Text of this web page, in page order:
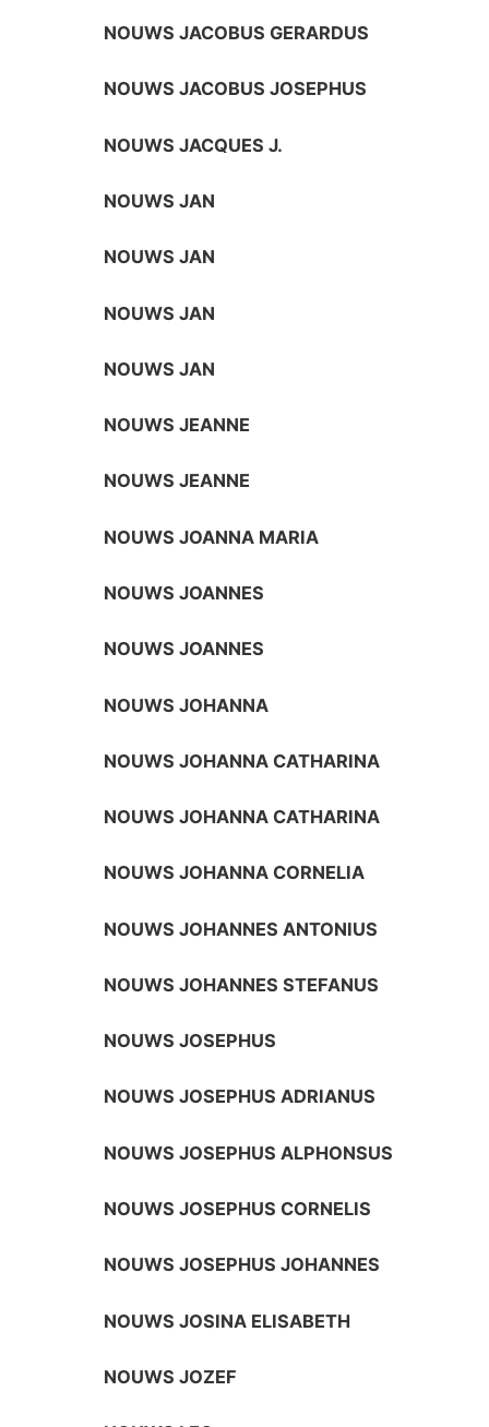
NOUWS JACOBUS GERARDUS
NOUWS JACOBUS JOSEPHUS
NOUWS JACQUES J.
NOUWS JAN
NOUWS JAN
NOUWS JAN
NOUWS JAN
NOUWS JEANNE
NOUWS JEANNE
NOUWS JOANNA MARIA
NOUWS JOANNES
NOUWS JOANNES
NOUWS JOHANNA
NOUWS JOHANNA CATHARINA
NOUWS JOHANNA CATHARINA
NOUWS JOHANNA CORNELIA
NOUWS JOHANNES ANTONIUS
NOUWS JOHANNES STEFANUS
NOUWS JOSEPHUS
NOUWS JOSEPHUS ADRIANUS
NOUWS JOSEPHUS ALPHONSUS
NOUWS JOSEPHUS CORNELIS
NOUWS JOSEPHUS JOHANNES
NOUWS JOSINA ELISABETH
NOUWS JOZEF